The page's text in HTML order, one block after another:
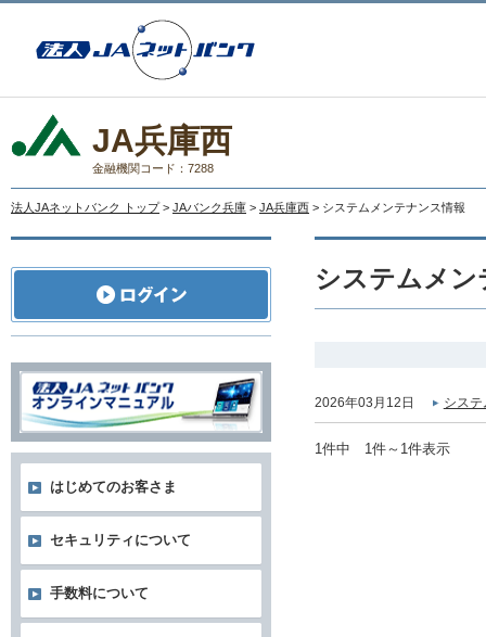
JA兵庫西
金融機関コード：7288
法人JAネットバンク トップ > JAバンク兵庫 > JA兵庫西 > システムメンテナンス情報
システムメ
2026年03月12日 シス
1件中 1件～1件表示
はじめてのお客さま
セキュリティについて
手数料について